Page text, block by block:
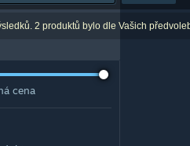
2 produktů bylo dle Vašich
cena